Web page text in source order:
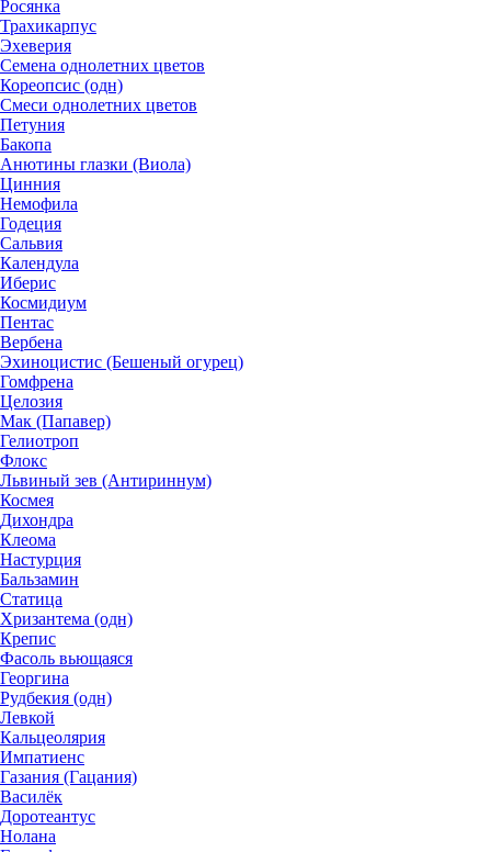
Росянка
Трахикарпус
Эхеверия
Семена однолетних цветов
Кореопсис (одн)
Смеси однолетних цветов
Петуния
Бакопа
Анютины глазки (Виола)
Цинния
Немофила
Годеция
Сальвия
Календула
Иберис
Космидиум
Пентас
Вербена
Эхиноцистис (Бешеный огурец)
Гомфрена
Целозия
Мак (Папавер)
Гелиотроп
Флокс
Львиный зев (Антириннум)
Космея
Дихондра
Клеома
Настурция
Бальзамин
Статица
Хризантема (одн)
Крепис
Фасоль вьющаяся
Георгина
Рудбекия (одн)
Левкой
Кальцеолярия
Импатиенс
Газания (Гацания)
Василёк
Доротеантус
Нолана